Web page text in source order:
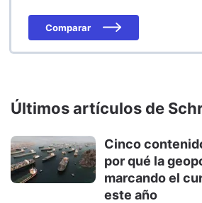
Comparar
Últimos artículos de
Cinco
por qué la
marcando el
este año